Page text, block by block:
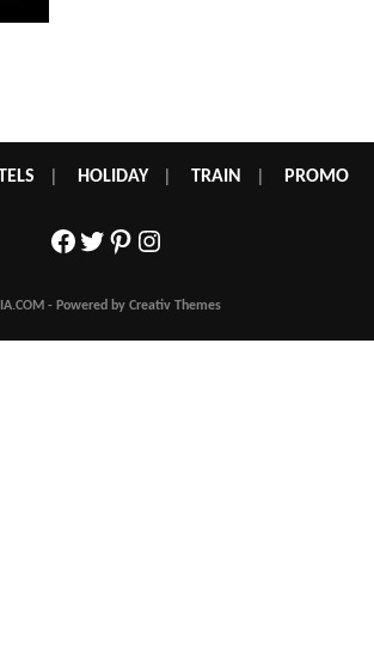
HOLIDAY| TRAIN PROMO
Facebook
Twitter
Pinterest
Instagram
- Powered by Creativ Themes